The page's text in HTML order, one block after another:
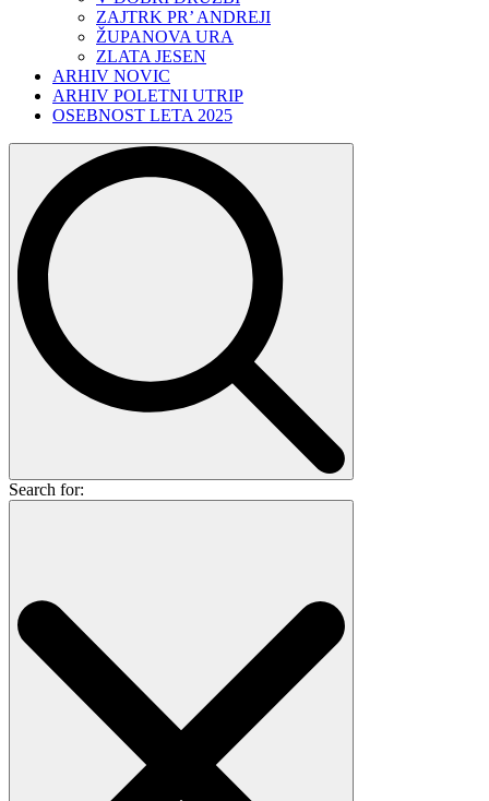
ZAJTRK PR’ ANDREJI
ŽUPANOVA URA
ZLATA JESEN
ARHIV NOVIC
ARHIV POLETNI UTRIP
OSEBNOST LETA 2025
Search for: